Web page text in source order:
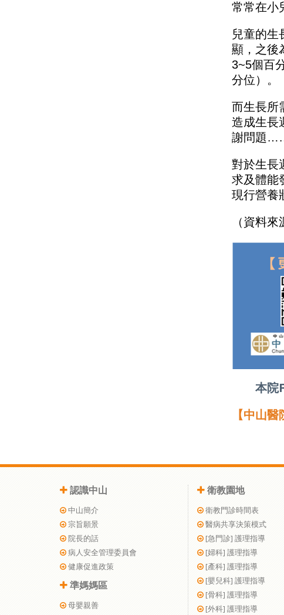
常常在小
兒童的生
顯，之後
3~5個百
分位）。
而生長所
造成生長
謝問題
對於生長
求及體能
現行營養
（資料
本院
【中山
認識中山
中山簡介
宗旨願景
院長的話
病人安全管理委員會
健康促進政策
準媽媽區
母嬰親善
衛教園地
衛教門診時間表
醫病共享決策模式
[急門診] 護理指導
[婦科] 護理指導
[產科] 護理指導
[嬰兒科] 護理指導
[骨科] 護理指導
[外科] 護理指導